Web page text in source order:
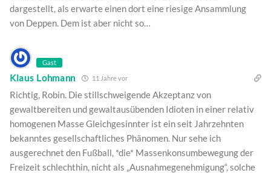
dargestellt, als erwarte einen dort eine riesige Ansammlung
von Deppen. Dem ist aber nicht so…
Gast
Klaus Lohmann 11 Jahre vor
Richtig, Robin. Die stillschweigende Akzeptanz von
gewaltbereiten und gewaltausübenden Idioten in einer relativ
homogenen Masse Gleichgesinnter ist ein seit Jahrzehnten
bekanntes gesellschaftliches Phänomen. Nur sehe ich
ausgerechnet den Fußball, *die* Massenkonsumbewegung der
Freizeit schlechthin, nicht als „Ausnahmegenehmigung“, solche